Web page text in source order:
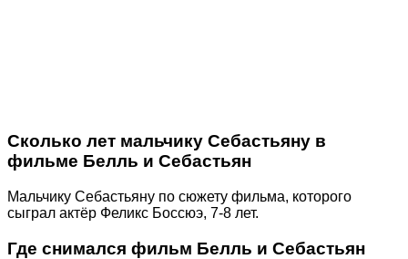
Сколько лет мальчику Себастьяну в
фильме Белль и Себастьян
Мальчику Себастьяну по сюжету фильма, которого
сыграл актёр Феликс Боссюэ, 7-8 лет.
Где снимался фильм Белль и Себастьян